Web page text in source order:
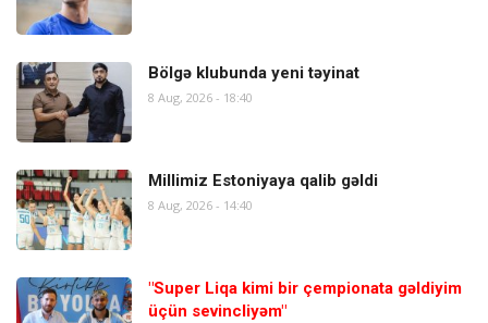
Bölgə klubunda yeni təyinat
8 Aug, 2026 - 18:40
Millimiz Estoniyaya qalib gəldi
8 Aug, 2026 - 14:40
"Super Liqa kimi bir çempionata gəldiyim
üçün sevincliyəm"